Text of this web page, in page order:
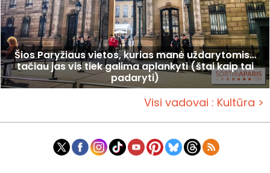
Šios Paryžiaus vietos, kurias manė uždarytomis…
tačiau jas vis tiek galima aplankyti (štai kaip tai
padaryti)
Visi vadovai : Kultūra >